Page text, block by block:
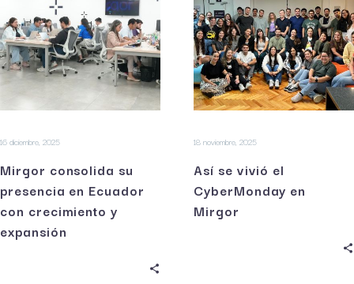
16 diciembre, 2025
Mirgor consolida su
presencia en Ecuador
con crecimiento y
expansión
18 noviembre, 2025
Así se vivió el
CyberMonday en
Mirgor